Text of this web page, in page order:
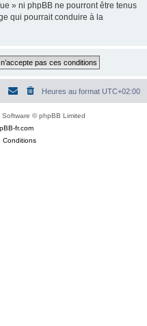
» ni phpBB ne pourront être tenus
qui pourrait conduire à la
Heures au format UTC+02:00
Software © phpBB Limited
fr.com
Conditions